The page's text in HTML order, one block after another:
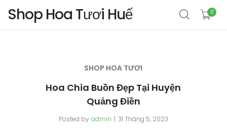
Shop Hoa Tươi Huế 0
SHOP HOA TƯƠI
Hoa Chia Buồn Đẹp Tại Huyện
Quảng Điền
Posted by admin 31 Tháng 5, 2023